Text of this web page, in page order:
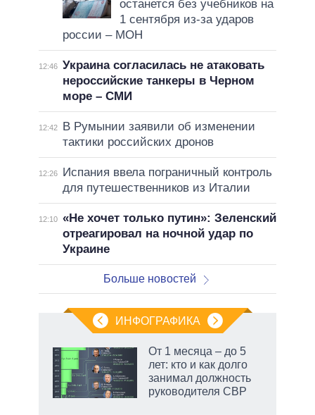
останется без учебников на
1 сентября из-за ударов
россии – МОН
12:46 Украина согласилась не атаковать
нероссийские танкеры в Черном
море – СМИ
12:42
В Румынии заявили об изменении
тактики российских дронов
12:26
Испания ввела пограничный контроль
для путешественников из Италии
12:10 «Не хочет только путин»: Зеленский
отреагировал на ночной удар по
Украине
Больше новостей
ИНФОГРАФИКА
От 1 месяца – до 5
лет: кто и как долго
занимал должность
руководителя СВР